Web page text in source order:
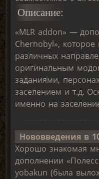
Описание:
«MLR addon» —
Chernobyl»,
различных
оригинальным
заданиями,
заселением и т.д.
именно на
Нововведения в
Хорошо знакомая
дополнении
yobakun (была